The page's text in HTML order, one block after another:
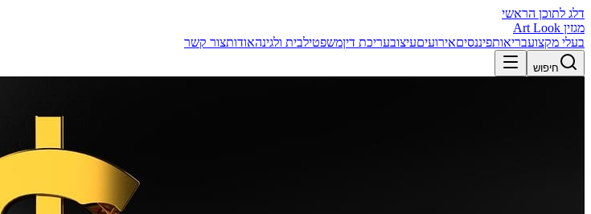
דלג לתוכן הראשי
מגזין Art Look
בעלי מקצועבריאותפיננסיםאירועיםעיצובעריכת דיןמשפטילבית ולגינהאודותצור קשר
חיפוש